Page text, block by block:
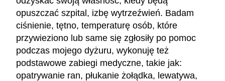
opuszczać szpital, izbę wytrzeźwień. Badam
ciśnienie, tętno, temperaturę osób, które
przywieziono lub same się zgłosiły po pomoc
podczas mojego dyżuru, wykonuję też
podstawowe zabiegi medyczne, takie jak:
opatrywanie ran, płukanie żołądka, lewatywa,